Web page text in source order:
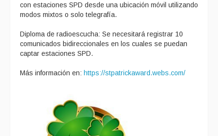
con estaciones SPD desde una ubicación móvil utilizando
modos mixtos o solo telegrafía.
Diploma de radioescucha: Se necesitará registrar 10
comunicados bidireccionales en los cuales se puedan
captar estaciones SPD.
Más información en: https://stpatrickaward.webs.com/